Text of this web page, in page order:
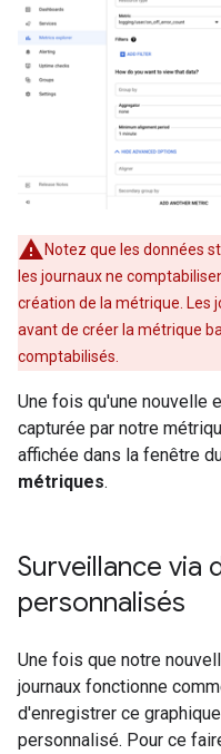
Notez que les données
les journaux ne
création de la métrique. Les
avant de créer la métrique
comptabilisés.
Une fois qu'une nouvelle
capturée par notre
affichée dans la fenêtre
métriques.
Surveillance via
personnalisés
Une fois que notre
journaux fonctionne
d'enregistrer ce
personnalisé. Pour ce